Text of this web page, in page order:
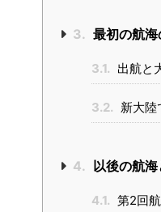
3. 最初の航
3.1. 出航と
3.2. 新大陸
4. 以後の航
4.1. 第2回